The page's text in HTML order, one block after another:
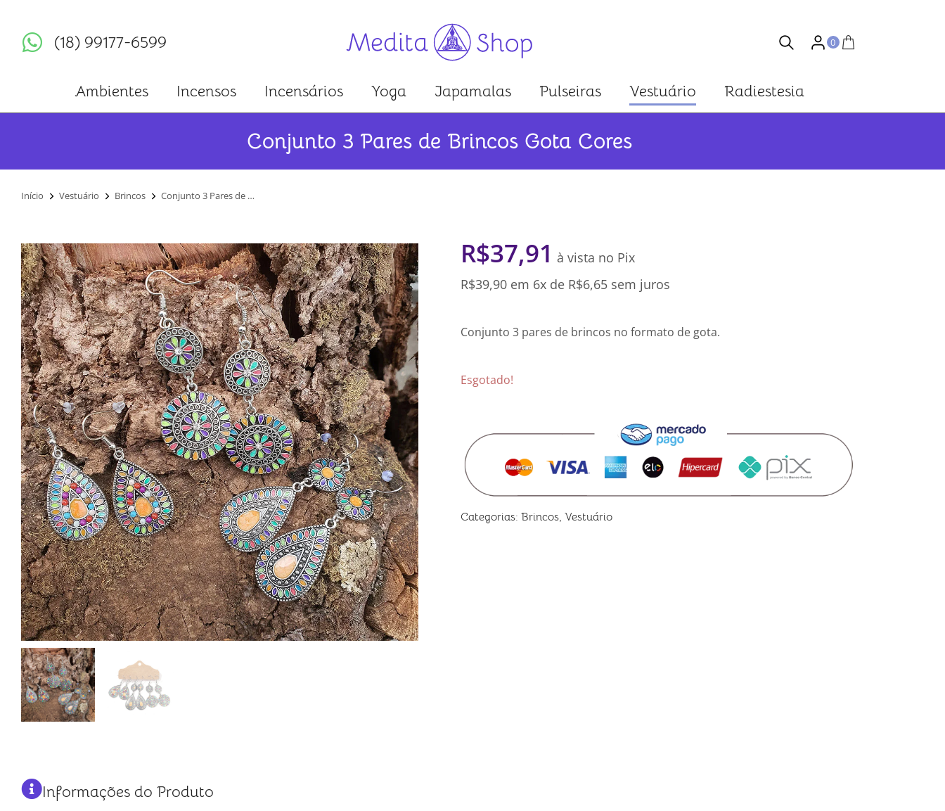
(18) 99177-6599 0
Ambientes Incensos Incensários Yoga Japamalas Pulseiras Vestuário Radiestesia
Conjunto 3 Pares de Brincos Gota Cores
Você está aqui:
Início Vestuário Brincos Conjunto 3 Pares de …
R$37,91 à vista no Pix
R$39,90 em 6x de R$6,65 sem juros
Conjunto 3 pares de brincos no formato de gota.
Esgotado!
Categorias: Brincos, Vestuário
Informações do Produto